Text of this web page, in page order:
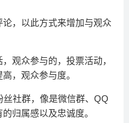
，以此方式来增加与观众
观众参与的，投票活动，
，观众参与度。
社群，像是微信群、QQ
归属感以及忠诚度。